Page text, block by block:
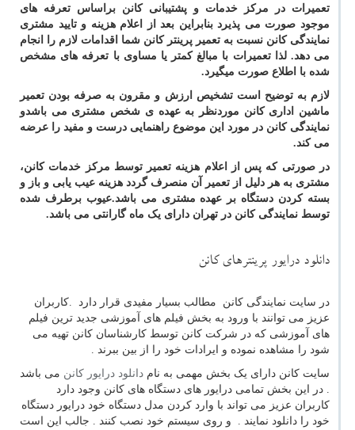
تعمیرات در مرکز خدمات و پشتیبانی کانن براساس تعرفه های
موجود صورت می پذیرد بنابراین بعد از اعلام هزینه و تایید مشتری
نمایندگی کانن نسبت به تعمیر پرینتر کانن شما اقدامات لازم را انجام
می دهد. لذا تعمیرات با مبالغ کمتر یا مساوی با تعرفه های مشخص
شده با اطلاع صورت میگیرد.
لازم به توضیح است تشخیص ارزش و مقرون به صرفه بودن تعمیر
ماشین اداری کانن موردنظر به عهده ی شخص مشتری می باشدو
نمایندگی کانن در مورد این موضوع راهنمایی درست و مفید را عرضه
می کند.
در صورتی که پس از اعلام هزینه تعمیر توسط مرکز خدمات کانن،
مشتری به هر دلیل از تعمیر آن منصرف گردد هزینه عیب یابی و باز و
بسته کردن دستگاه بر عهده مشتری می باشد.عیوب برطرف شده
توسط نمایندگی کانن در تهران دارای یک ماه گارانتی می باشد.
دانلود درایور پرینترهای کانن
در سایت نمایندگی کانن مطالب بسیار مفیدی قرار دارد .کاربران
عزیز می توانند با ورود به بخش فیلم های آموزشی جدید ترین فیلم
های آموزشی که در شرکت کانن توسط کارشناسان کانن تهیه می
شود را مشاهده نموده و ایرادات خود را از بین ببرند .
سایت کانن دارای یک بخش مهمی به نام دانلود درایور کانن می باشد
. در این بخش تمامی درایور های دستگاه های کانن وجود دارد
کاربران عزیز می تواند با وارد کردن مدل دستگاه خود درایور دستگاه
خود را دانلود نمایند . و روی سیستم خود نصب کنند . جالب این است